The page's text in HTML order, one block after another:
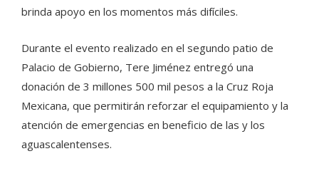
brinda apoyo en los momentos más difíciles.
Durante el evento realizado en el segundo patio de
Palacio de Gobierno, Tere Jiménez entregó una
donación de 3 millones 500 mil pesos a la Cruz Roja
Mexicana, que permitirán reforzar el equipamiento y la
atención de emergencias en beneficio de las y los
aguascalentenses.